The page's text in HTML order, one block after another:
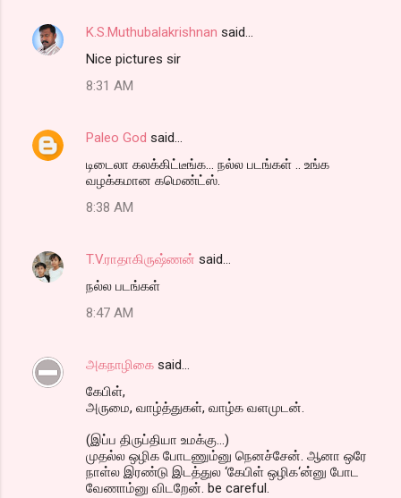
C
e
K.S.Muthubalakrishnan said…
Nice pictures sir
8:31 AM
Paleo God said…
டிடைலா கலக்கிட்டீங்க... நல்ல படங்கள் .. உங்க
வழக்கமான கமெண்ட்ஸ்.
8:38 AM
T.V.ராதாகிருஷ்ணன் said…
நல்ல படங்கள்
8:47 AM
அகநாழிகை said…
கேபிள்,
அருமை, வாழ்த்துகள், வாழ்க வளமுடன்.
(இப்ப திருப்தியா உமக்கு...)
முதல்ல ஒழிக போடணும்னு நெனச்சேன். ஆனா ஒரே
நாள்ல இரண்டு இடத்துல ‘கேபிள் ஒழிக‘ன்னு போட
வேணாம்னு விடறேன். be careful.